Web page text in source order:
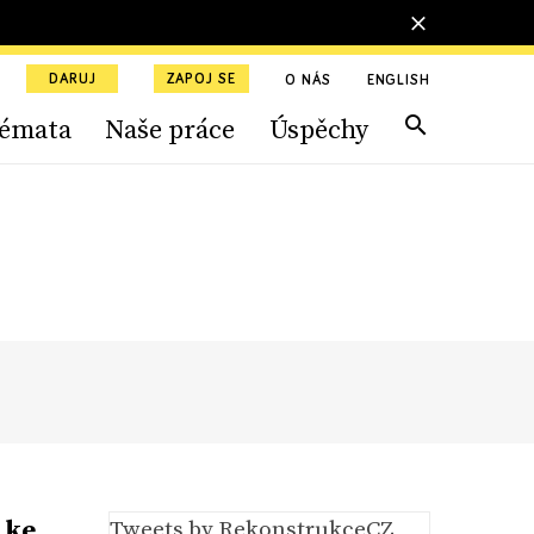
DARUJ ZAPOJ SE O NÁS ENGLISH
Naše práce Úspěchy